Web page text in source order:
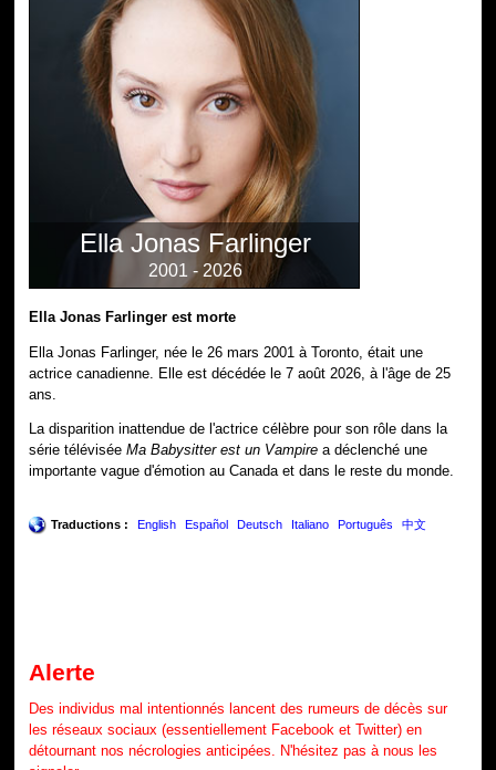
Ella Jonas Farlinger
2001 - 2026
Ella Jonas Farlinger est morte
Ella Jonas Farlinger, née le 26 mars 2001 à Toronto, était une
actrice canadienne. Elle est décédée le 7 août 2026, à l'âge de 25
ans.
La disparition inattendue de l'actrice célèbre pour son rôle dans la
série téléviséeMa Babysitter est un Vampire a déclenché une
importante vague d'émotion au Canada et dans le reste du monde.
Traductions : English Español Deutsch Italiano Português 中文
Alerte
Des individus mal intentionnés lancent des rumeurs de décès sur
les réseaux sociaux (essentiellement Facebook et Twitter) en
détournant nos nécrologies anticipées. N'hésitez pas à nous les